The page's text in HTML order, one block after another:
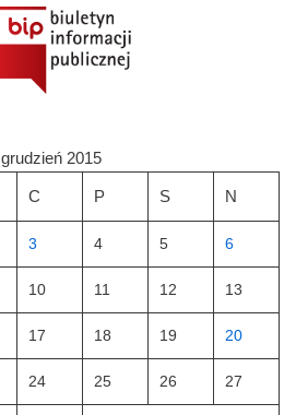
grudzień 2015
C P S N
3 4 5 6
10 11 12 13
17 18 19 20
24 25 26 27